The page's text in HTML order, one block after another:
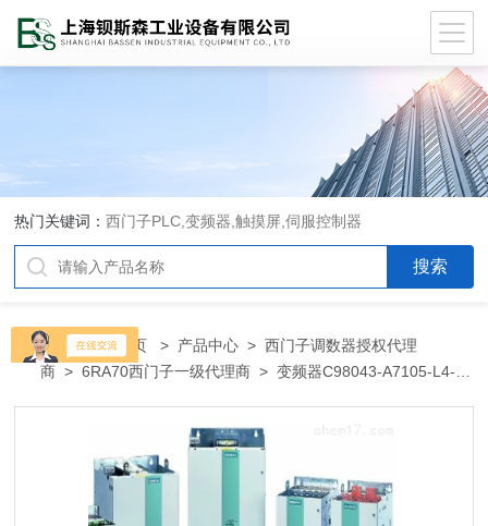
热门关键词：西门子PLC,变频器,触摸屏,伺服控制器
当前位置：首页 > 产品中心 >西门子调数器授权代理
商 >6RA70西门子一级代理商 > 变频器C98043-A7105-L4-